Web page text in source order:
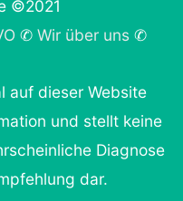
©2021
✆ Wir über uns✆
auf dieser Website
und stellt keine
Diagnose
dar.